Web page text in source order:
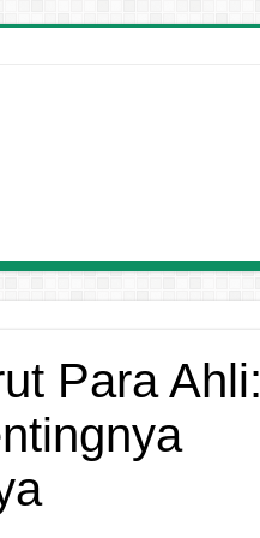
Para Ahli: